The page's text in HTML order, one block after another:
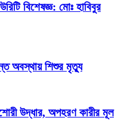
বিশেষজ্ঞ: মোঃ হাবিবুর
অবস্থায় শিশুর মৃত্যু
উদ্ধার, অপহরণ কারীর মূল